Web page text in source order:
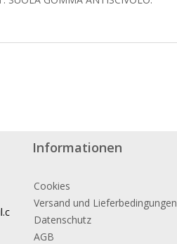
Informationen
Cookies
Versand und Lieferbedingungen
Datenschutz
AGB